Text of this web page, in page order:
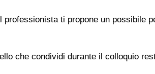
ti propone un possibile
che condividi durante il colloquio